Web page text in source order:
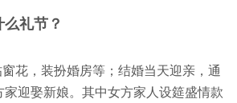
礼节？
花，装扮婚房等；结婚当天迎亲，通
迎娶新娘。其中女方家人设筵盛情款